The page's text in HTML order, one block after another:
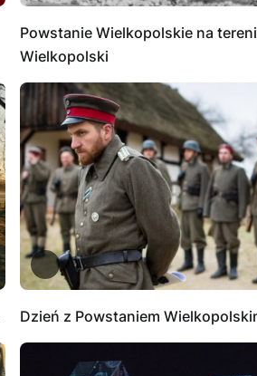
Powstanie Wielkopolskie na
Wielkopolski
Dzień z Powstaniem